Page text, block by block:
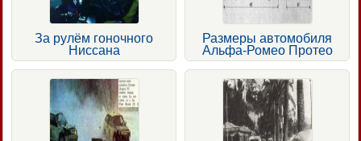
За рулём гоночного
Ниссана
Размеры автомобиля
Альфа-Ромео Протео